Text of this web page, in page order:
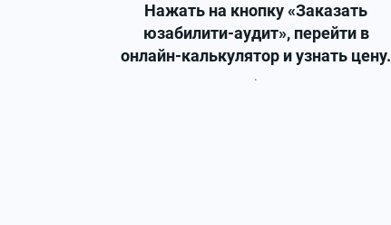
Нажать на кнопку «Заказать
юзабилити-аудит», перейти в
онлайн-калькулятор и узнать цену.
.